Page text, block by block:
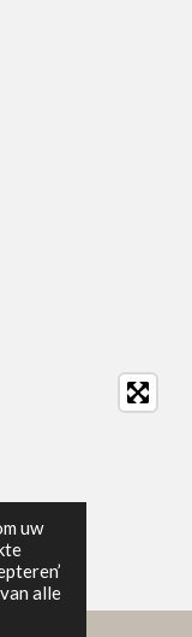
uw
alle